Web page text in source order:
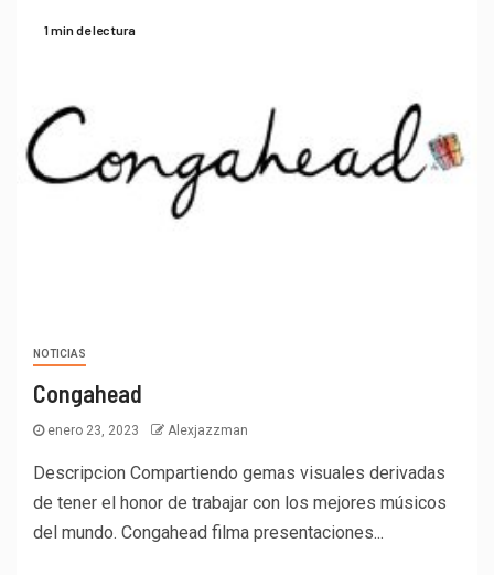
1 min de lectura
NOTICIAS
Congahead
enero 23, 2023 Alexjazzman
Descripcion Compartiendo gemas visuales derivadas
de tener el honor de trabajar con los mejores músicos
del mundo. Congahead filma presentaciones...